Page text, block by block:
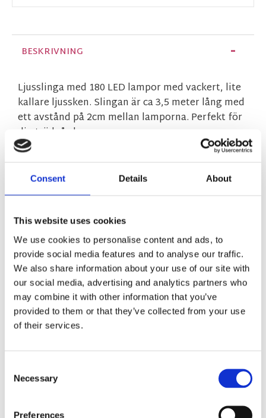
Consent Details About
This website uses cookies
We use cookies to personalise content and ads, to
provide social media features and to analyse our traffic.
We also share information about your use of our site with
our social media, advertising and analytics partners who
may combine it with other information that you’ve
provided to them or that they’ve collected from your use
of their services.
Selection
Necessary
Preferences
BESKRIVNING
Ljusslinga med 180 LED lampor med vackert, lite
kallare ljussken. Slingan är ca 3,5 meter lång med
ett avstånd på 2cm mellan lamporna. Perfekt för
din trädgård.
Visa alla produkter från Star Trading
RELATERADE PRODUKTER
12m - 480 LED
Lägg till i favoriter